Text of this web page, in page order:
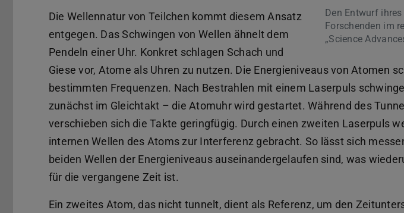
Den Entwurf
Forschenden im
„Science
Die Wellennatur von Teilchen kommt diesem Ansatz
entgegen. Das Schwingen von Wellen ähnelt dem
Pendeln einer Uhr. Konkret schlagen Schach und
Giese vor, Atome als Uhren zu nutzen. Die Energieniveaus von Atomen
bestimmten Frequenzen. Nach Bestrahlen mit einem Laserpuls
zunächst im Gleichtakt – die Atomuhr wird gestartet. Während des
verschieben sich die Takte geringfügig. Durch einen zweiten Laserpuls
internen Wellen des Atoms zur Interferenz gebracht. So lässt sich
beiden Wellen der Energieniveaus auseinandergelaufen sind, was
für die vergangene Zeit ist.
Ein zweites Atom, das nicht tunnelt, dient als Referenz, um den